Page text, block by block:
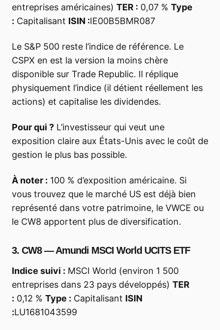
entreprises américaines) TER : 0,07 % Type
: Capitalisant ISIN :IE00B5BMR087
Le S&P 500 reste l’indice de référence. Le
CSPX en est la version la moins chère
disponible sur Trade Republic. Il réplique
physiquement l’indice (il détient réellement les
actions) et capitalise les dividendes.
Pour qui ? L’investisseur qui veut une
exposition claire aux États-Unis avec le coût de
gestion le plus bas possible.
À noter : 100 % d’exposition américaine. Si
vous trouvez que le marché US est déjà bien
représenté dans votre patrimoine, le VWCE ou
le CW8 apportent plus de diversification.
3. CW8 — Amundi MSCI World UCITS ETF
Indice suivi : MSCI World (environ 1 500
entreprises dans 23 pays développés) TER
: 0,12 % Type : Capitalisant ISIN
:LU1681043599